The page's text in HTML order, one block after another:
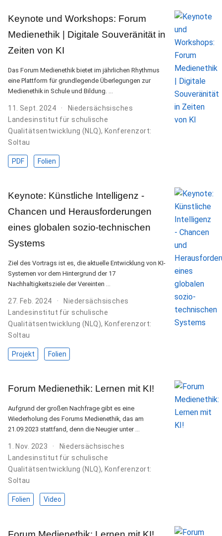
Keynote und Workshops: Forum
Medienethik | Digitale Souveränität in
Zeiten von KI
Das Forum Medienethik bietet im jährlichen Rhythmus
eine Plattform für grundlegende Überlegungen zur
Medienethik in Schule und Bildung. …
11. Sept. 2024
Niedersächsisches
Landesinstitut für schulische
Qualitätsentwicklung (NLQ), Konferenzort:
Soltau
PDF Folien
Keynote: Künstliche Intelligenz -
Chancen und Herausforderungen
eines globalen sozio-technischen
Systems
Ziel des Vortrags ist es, die aktuelle Entwicklung von KI-
Systemen vor dem Hintergrund der 17
Nachhaltigkeitsziele der Vereinten …
27. Feb. 2024
Niedersächsisches
Landesinstitut für schulische
Qualitätsentwicklung (NLQ), Konferenzort:
Soltau
Projekt Folien
Forum Medienethik: Lernen mit KI!
Aufgrund der großen Nachfrage gibt es eine
Wiederholung des Forums Medienethik, das am
21.09.2023 stattfand, denn die Neugier unter …
1. Nov. 2023
Niedersächsisches
Landesinstitut für schulische
Qualitätsentwicklung (NLQ), Konferenzort:
Soltau
Folien Video